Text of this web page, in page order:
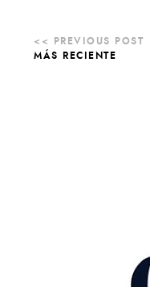
MÁS RECIENTE